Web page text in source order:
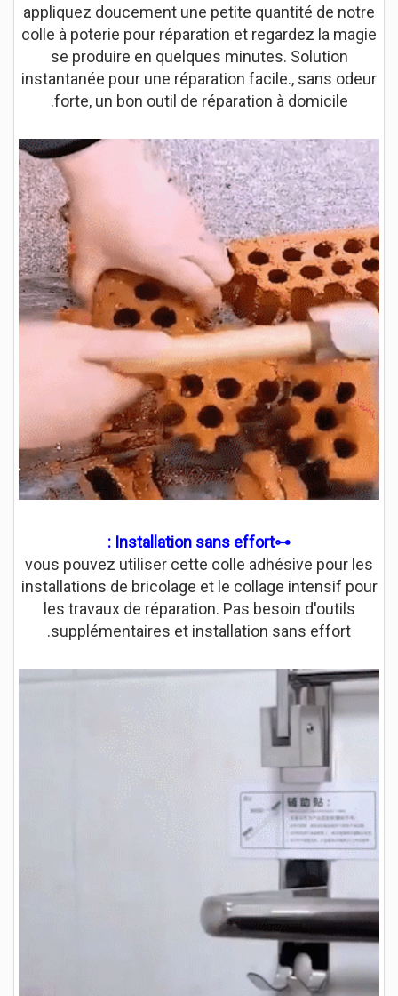
appliquez doucement une petite quantité de notre
colle à poterie pour réparation et regardez la magie
se produire en quelques minutes. Solution
instantanée pour une réparation facile., sans odeur
forte, un bon outil de réparation à domicile.
⊷Installation sans effort :
vous pouvez utiliser cette colle adhésive pour les
installations de bricolage et le collage intensif pour
les travaux de réparation. Pas besoin d'outils
supplémentaires et installation sans effort.